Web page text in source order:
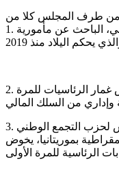
1. الرئيس الحالي محمد ولد الشيخ الغزواني، الباحث عن مأمورية
2. محمد الأمين المرتجي الوافي الذي يخوض غمار الرئاسيات للمرة
3. حمادي ولد سيدي المختار، هو رئيس لحزب التجمع الوطني
بموريتانيا، يخوض